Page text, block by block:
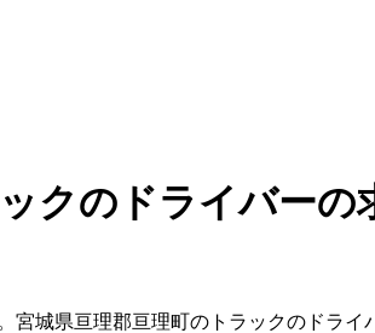
クのドライバーの
宮城県亘理郡亘理町の トラックの ドライ